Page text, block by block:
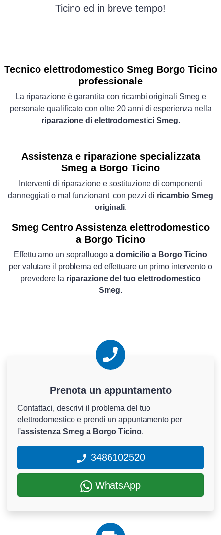
Ticino ed in breve tempo!
Tecnico elettrodomestico Smeg Borgo Ticino
professionale
La riparazione è garantita con ricambi originali Smeg e
personale qualificato con oltre 20 anni di esperienza nella
riparazione di elettrodomestici Smeg.
Assistenza e riparazione specializzata
Smeg a Borgo Ticino
Interventi di riparazione e sostituzione di componenti
danneggiati o mal funzionanti con pezzi di ricambio Smeg
originali.
Smeg Centro Assistenza elettrodomestico
a Borgo Ticino
Effettuiamo un sopralluogo a domicilio a Borgo Ticino
per valutare il problema ed effettuare un primo intervento o
prevedere la riparazione del tuo elettrodomestico
Smeg.
Prenota un appuntamento
Contattaci, descrivi il problema del tuo
elettrodomestico e prendi un appuntamento per
l'assistenza Smeg a Borgo Ticino.
3486102520
WhatsApp